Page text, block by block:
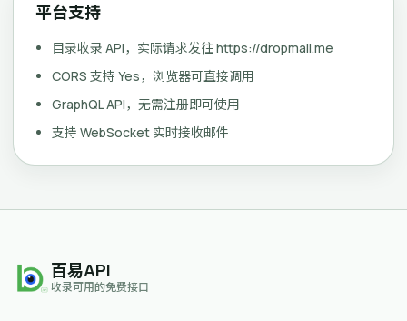
平台支持
目录收录 API，实际请求发往 https://dropmail.me
CORS 支持 Yes，浏览器可直接调用
GraphQL API，无需注册即可使用
支持 WebSocket 实时接收邮件
百易API
收录可用的免费接口